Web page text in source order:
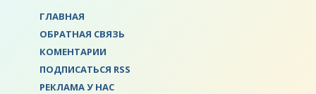
ГЛАВНАЯ
ОБРАТНАЯ СВЯЗЬ
КОМЕНТАРИИ
ПОДПИСАТЬСЯ RSS
РЕКЛАМА У НАС